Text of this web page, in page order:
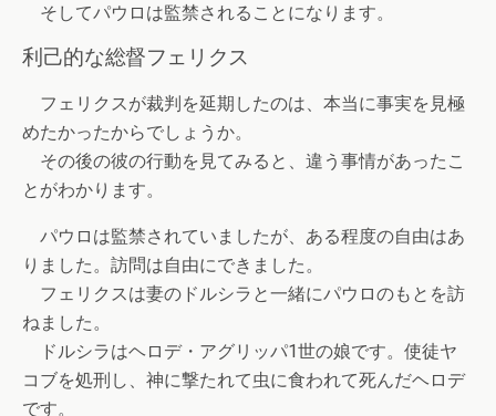
そしてパウロは監禁されることになります。
利己的な総督フェリクス
フェリクスが裁判を延期したのは、本当に事実を見極
めたかったからでしょうか。
その後の彼の行動を見てみると、違う事情があったこ
とがわかります。
パウロは監禁されていましたが、ある程度の自由はあ
りました。訪問は自由にできました。
フェリクスは妻のドルシラと一緒にパウロのもとを訪
ねました。
ドルシラはヘロデ・アグリッパ1世の娘です。使徒ヤ
コブを処刑し、神に撃たれて虫に食われて死んだヘロデ
です。